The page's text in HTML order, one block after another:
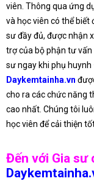
viên. Thông qua ứng
và học viên có thể biết
sư đầy đủ, được nhận
trợ của bộ phận tư
sư ngay khi phụ
Daykemtainha.vn
cho ra các chức năng
cao nhất. Chúng tôi
học viên để cải thiện
Đến với Gia sư